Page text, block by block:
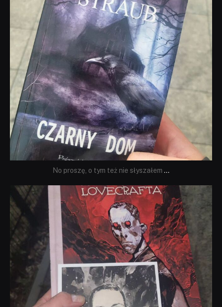
No proszę, o tym też nie słyszałem ...
dobryhorror
Wrz 19